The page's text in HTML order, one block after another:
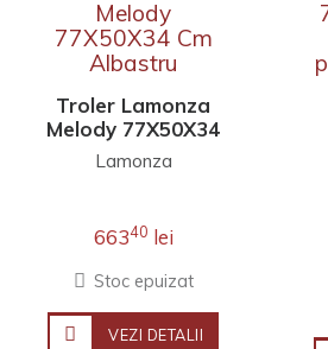
Troler Lamonza
Melody 77X50X34
Cm Albastru
Lamonza
66340 lei
Stoc epuizat
VEZI DETALII